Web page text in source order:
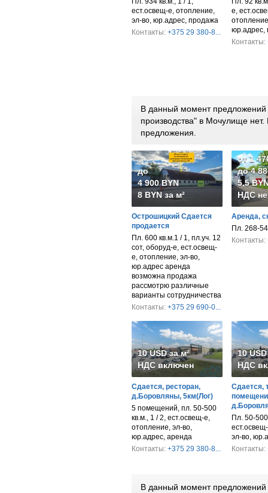
ест.освещ-е, отопление,
эл-во, юр.адрес, продажа
Контакты: +375 29 380-8...
е,
юр.адрес,
Контакты:
В данный момент
производства" в Мочулище
предложения.
до
4 900 BYN
8 BYN за м²
Острошицкий Сдается
продается
Пл. 600 кв.м.1 / 1, пл.уч. 12
сот, оборуд-е, ест.освещ-
е, отопление, эл-во,
юр.адрес аренда
возможна продажа
рассмотрю различные
варианты сотрудничества
Контакты: +375 29 690-0...
от 1
до 4
5,5
НДС
Аренда,
Пл. 268-
Контакты:
10 USD за м²
НДС включен
Сдается, ресторан,
д.Боровляны, 5км(Лог)
5 помещений, пл. 50-500
кв.м., 1 / 2, ест.освещ-е,
отопление, эл-во,
юр.адрес, аренда
Контакты: +375 29 380-8...
10
НДС
Сдается,
Пл. 50-
эл-во,
Контакты:
В данный момент